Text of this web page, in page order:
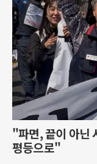
"파면, 끝이 아닌
평등으로"